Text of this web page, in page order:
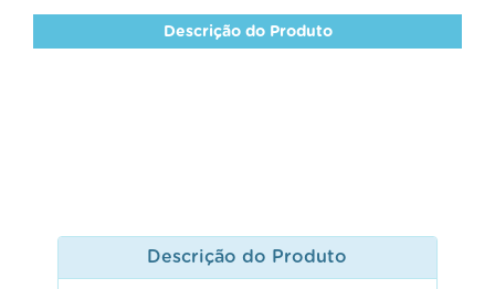
Descrição do Produto
Descrição do Produto